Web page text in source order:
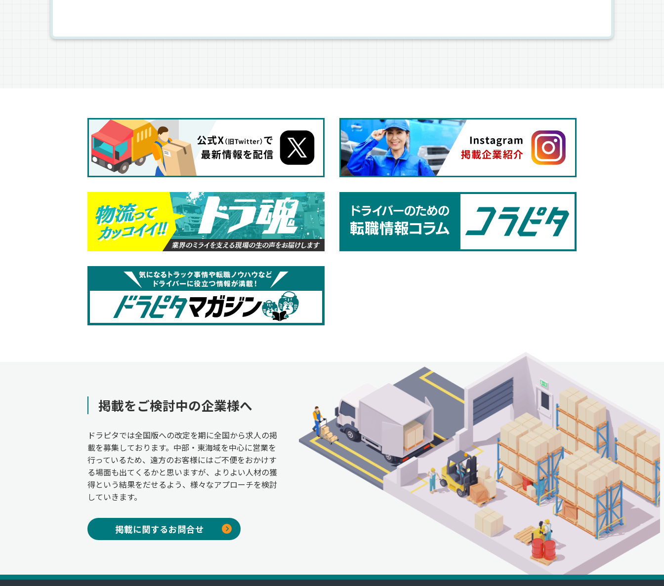
掲載をご検討中の企業様へ
ドラピタでは全国版への改定を期に全国から求人の掲
載を募集しております。中部・東海域を中心に営業を
行っているため、遠方のお客様にはご不便をおかけす
る場面も出てくるかと思いますが、よりよい人材の獲
得という結果をだせるよう、様々なアプローチを検討
していきます。
掲載に関するお問合せ